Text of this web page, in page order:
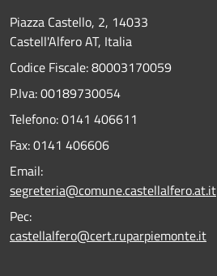
Piazza Castello, 2, 14033
Castell'Alfero AT, Italia
Codice Fiscale: 80003170059
P.Iva: 00189730054
Telefono:0141 406611
Fax:0141 406606
Email:
segreteria@comune.castellalfero.at.it
Pec:
castellalfero@cert.ruparpiemonte.it